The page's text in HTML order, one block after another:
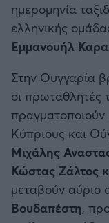
ημερομηνία
ελληνικής
Εμμανουήλ
Στην Ουγγαρία
οι πρωταθλητές
πραγματοποιούν
Κύπριους και
Μιχάλης
Κώστας Ζάλτος
μεταβούν αύριο
Βουδαπέστη,